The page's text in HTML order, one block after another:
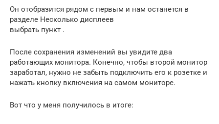
Он отобразится рядом с первым и нам останется в
разделе Несколько дисплеев
выбрать пункт .
После сохранения изменений вы увидите два
работающих монитора. Конечно, чтобы второй монитор
заработал, нужно не забыть подключить его к розетке и
нажать кнопку включения на самом мониторе.
Вот что у меня получилось в итоге: